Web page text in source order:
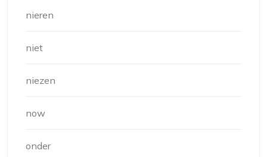
nieren
niet
niezen
now
onder